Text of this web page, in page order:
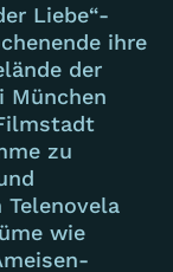
Liebe“-
ihre
der
München
zu
wie